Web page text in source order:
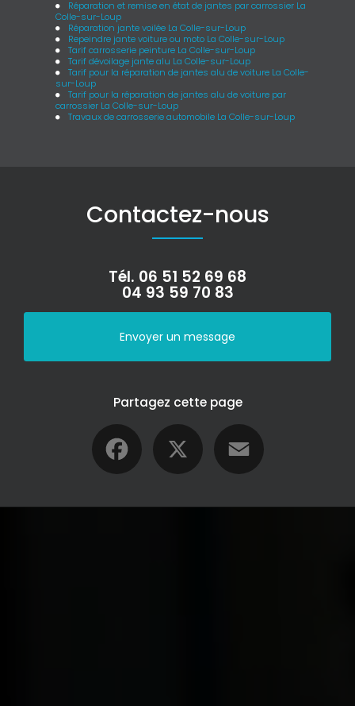
Réparation et remise en état de jantes par carrossier La
Colle-sur-Loup
Réparation jante voilée La Colle-sur-Loup
Repeindre jante voiture ou moto La Colle-sur-Loup
Tarif carrosserie peinture La Colle-sur-Loup
Tarif dévoilage jante alu La Colle-sur-Loup
Tarif pour la réparation de jantes alu de voiture La Colle-
sur-Loup
Tarif pour la réparation de jantes alu de voiture par
carrossier La Colle-sur-Loup
Travaux de carrosserie automobile La Colle-sur-Loup
Contactez-nous
Tél. 06 51 52 69 68
04 93 59 70 83
Envoyer un message
Partagez cette page
Facebook